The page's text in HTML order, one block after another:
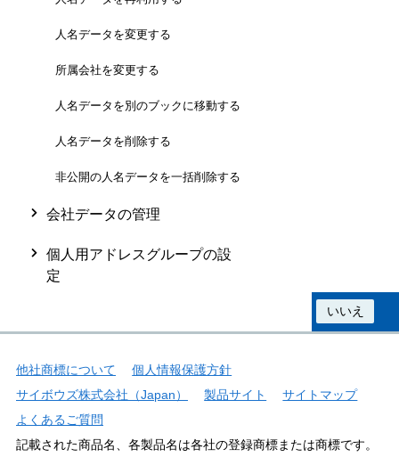
人名データを変更する
所属会社を変更する
人名データを別のブックに移動する
人名データを削除する
非公開の人名データを一括削除する
会社データの管理
個人用アドレスグループの設
定
いいえ
他社商標について
個人情報保護方針
サイボウズ株式会社（Japan）
製品サイト
サイトマップ
よくあるご質問
記載された商品名、各製品名は各社の登録商標または商標です。